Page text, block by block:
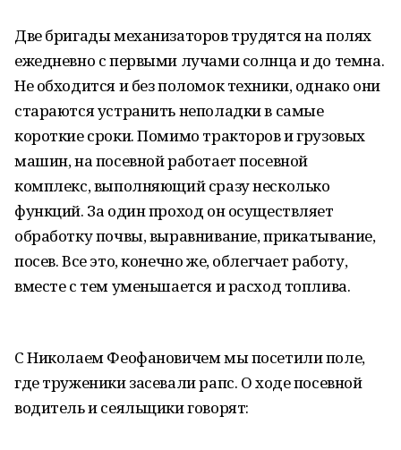
Две бригады механизаторов трудятся на полях
ежедневно с первыми лучами солнца и до темна.
Не обходится и без поломок техники, однако они
стараются устранить неполадки в самые
короткие сроки. Помимо тракторов и грузовых
машин, на посевной работает посевной
комплекс, выполняющий сразу несколько
функций. За один проход он осуществляет
обработку почвы, выравнивание, прикатывание,
посев. Все это, конечно же, облегчает работу,
вместе с тем уменьшается и расход топлива.
С Николаем Феофановичем мы посетили поле,
где труженики засевали рапс. О ходе посевной
водитель и сеяльщики говорят: